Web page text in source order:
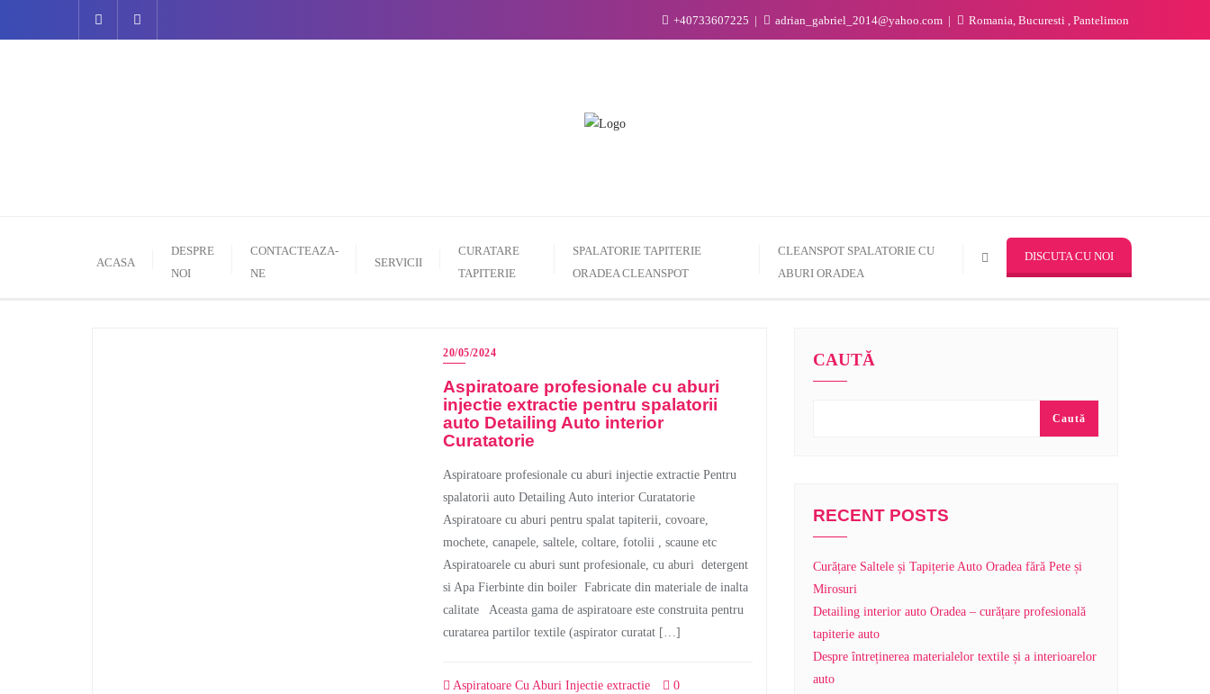
+40733607225 adrian_gabriel_2014@yahoo.com Romania, Bucuresti , Pantelimon
ACASA
DESPRE
NOI
CONTACTEAZA-
NE
SERVICII
CURATARE
TAPITERIE
SPALATORIE TAPITERIE
ORADEA CLEANSPOT
CLEANSPOT SPALATORIE CU
ABURI ORADEA
DISCUTA CU NOI
20/05/2024
Aspiratoare profesionale cu aburi
injectie extractie pentru spalatorii
auto Detailing Auto interior
Curatatorie
Aspiratoare profesionale cu aburi injectie extractie Pentru
spalatorii auto Detailing Auto interior Curatatorie
Aspiratoare cu aburi pentru spalat tapiterii, covoare,
mochete, canapele, saltele, coltare, fotolii , scaune etc
Aspiratoarele cu aburi sunt profesionale, cu aburi detergent
si Apa Fierbinte din boiler Fabricate din materiale de inalta
calitate Aceasta gama de aspiratoare este construita pentru
curatarea partilor textile (aspirator curatat […]
Aspiratoare Cu Aburi Injectie extractie
0
CAUTĂ
Caută
RECENT POSTS
Curățare Saltele și Tapițerie Auto Oradea fără Pete și
Mirosuri
Detailing interior auto Oradea – curățare profesională
tapiterie auto
Despre întreținerea materialelor textile și a interioarelor
auto